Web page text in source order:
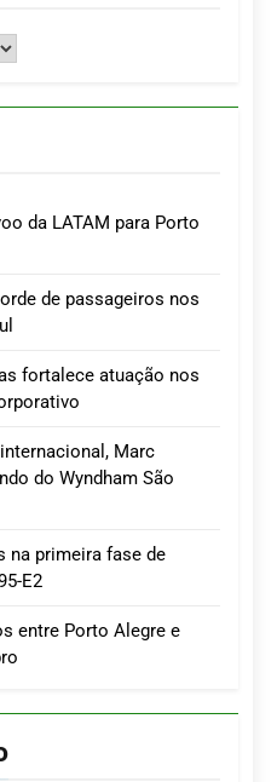
da LATAM para Porto
de passageiros nos
fortalece atuação nos
Marc
do Wyndham São
na primeira fase de
E2
entre Porto Alegre e